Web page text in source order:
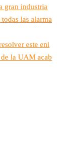
gran industria
las alarma
este eni
la UAM acab